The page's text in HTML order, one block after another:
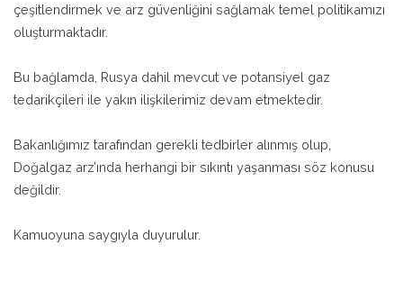
çeşitlendirmek ve arz güvenliğini sağlamak temel politikamızı
oluşturmaktadır.
Bu bağlamda, Rusya dahil mevcut ve potansiyel gaz
tedarikçileri ile yakın ilişkilerimiz devam etmektedir.
Bakanlığımız tarafından gerekli tedbirler alınmış olup,
Doğalgaz arz’ında herhangi bir sıkıntı yaşanması söz konusu
değildir.
Kamuoyuna saygıyla duyurulur.